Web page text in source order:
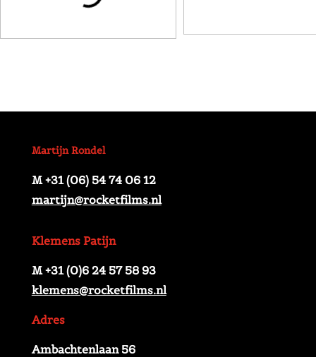
Martijn Rondel
M +31 (06) 54 74 06 12
martijn@rocketfilms.nl
Klemens Patijn
M +31 (0)6 24 57 58 93
klemens@rocketfilms.nl
Adres
Ambachtenlaan 56